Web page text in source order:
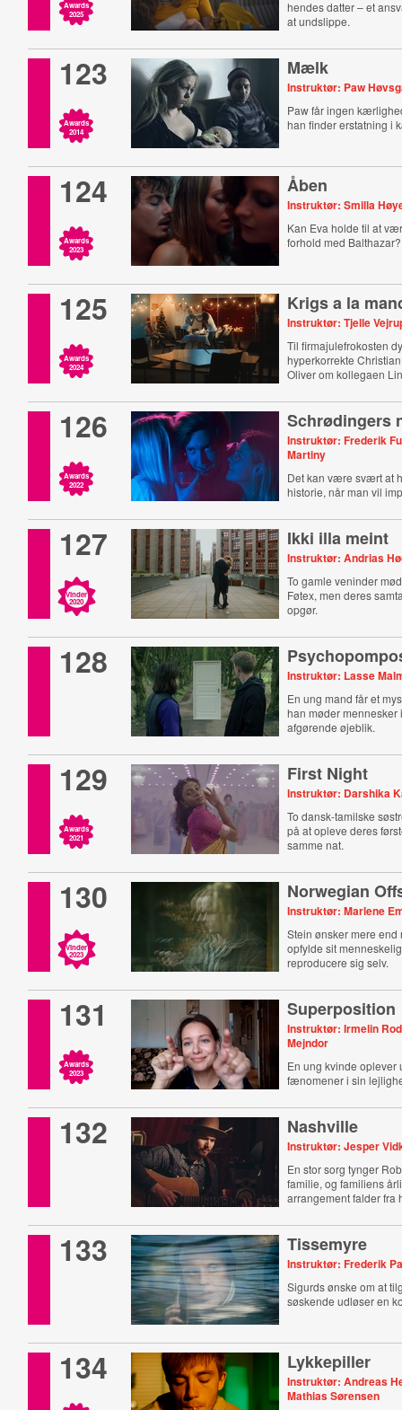
Awards
2025
hendes datter – et
at undslippe.
123
Awards
2014
Mælk
Instruktør: Paw
Paw får ingen
han finder erstatning i
124
Awards
2023
Åben
Instruktør: Smilla
Kan Eva holde til at
forhold med Balthazar?
125
Awards
2024
Krigs a la
Instruktør: Tjelle
Til firmajulefrokosten
hyperkorrekte
Oliver om kollegaen
126
Awards
2022
Schrødingers
Instruktør: Frederik
Martiny
Det kan være svært at
historie, når man vil
127
Vinder
2020
Ikki illa meint
Instruktør: Andrias
To gamle veninder
Føtex, men deres
opgør.
128 Instruktør: Lasse
En ung mand får et
han møder mennesker
afgørende øjeblik.
129
Awards
2021
First Night
Instruktør: Darshika
To dansk-tamilske
på at opleve deres
samme nat.
130
Vinder
2023
Norwegian
Instruktør: Marlene
Stein ønsker mere end
opfylde sit
reproducere sig selv.
131
Awards
2023
Superposition
Instruktør: Irmelin
Mejndor
En ung kvinde oplever
fænomener i sin
132 Nashville
Instruktør: Jesper
En stor sorg tynger
familie, og familiens
arrangement falder fra
133 Tissemyre
Instruktør: Frederik
Sigurds ønske om at
søskende udløser en
134 Lykkepiller
Instruktør: Andreas
Mathias Sørensen